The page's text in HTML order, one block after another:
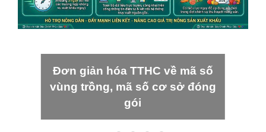
Đơn giản hóa TTHC về mã số
vùng trồng, mã số cơ sở đóng
gói